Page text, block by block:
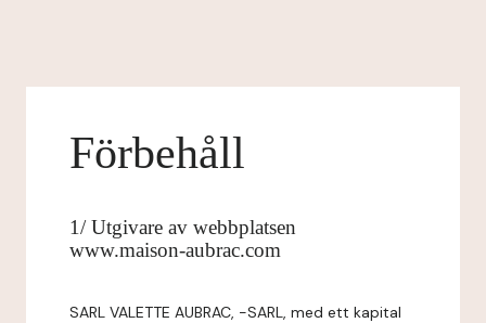
Förbehåll
1/ Utgivare av webbplatsen
www.maison-aubrac.com
SARL VALETTE AUBRAC, -SARL, med ett kapital